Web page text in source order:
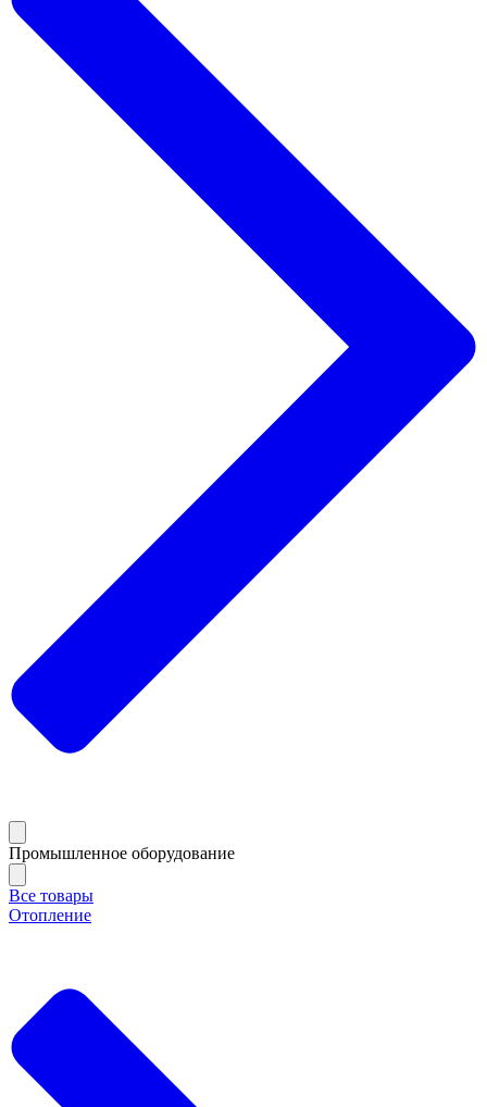
Промышленное оборудование
Все товары
Отопление